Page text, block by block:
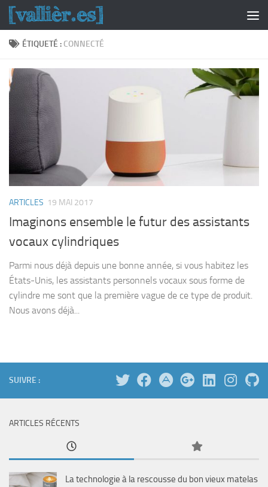
Skip to content
ÉTIQUETÉ : CONNECTÉ
ARTICLES 19 MAI 2017
Imaginons ensemble le futur des assistants
vocaux cylindriques
Parmi nous déjà depuis une bonne année, si vous habitez les
États-Unis, les assistants personnels vocaux sous forme de
cylindre me sont que la première vague de ce type de produit.
Nous avons déjà...
SUIVRE :
ARTICLES RÉCENTS
La technologie à la rescousse du bon vieux matelas